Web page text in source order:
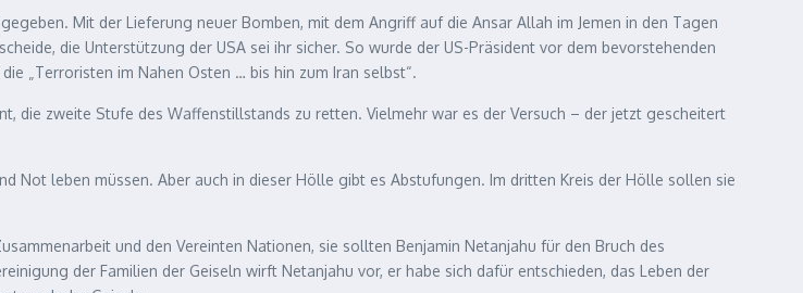
Mit der Lieferung neuer Bomben, mit dem Angriff auf die Ansar Allah im Jemen in den Tagen
die Unterstützung der USA sei ihr sicher. So wurde der US-Präsident vor dem bevorstehenden
„Terroristen im Nahen Osten … bis hin zum Iran selbst“.
die zweite Stufe des Waffenstillstands zu retten. Vielmehr war es der Versuch – der jetzt gescheitert
Not leben müssen. Aber auch in dieser Hölle gibt es Abstufungen. Im dritten Kreis der Hölle sollen sie
und den Vereinten Nationen, sie sollten Benjamin Netanjahu für den Bruch des
der Familien der Geiseln wirft Netanjahu vor, er habe sich dafür entschieden, das Leben der